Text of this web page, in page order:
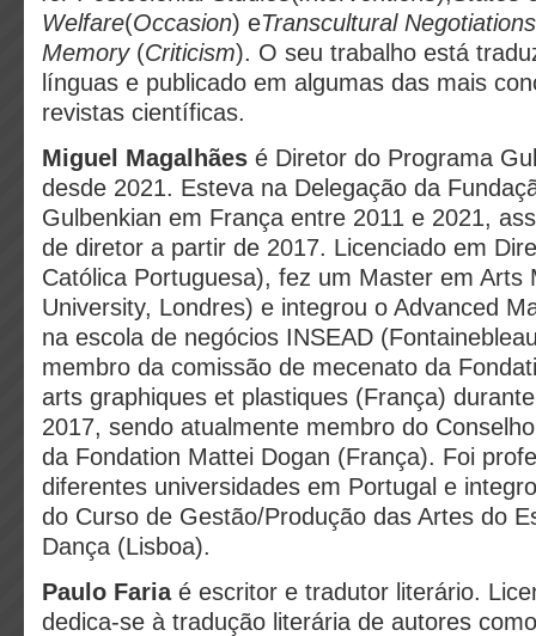
Welfare(Occasion) eTranscultural
Memory (Criticism). O seu trabalho está
línguas e publicado em algumas das mais
revistas científicas.
Miguel Magalhães é Diretor do Programa
desde 2021. Esteva na Delegação da
Gulbenkian em França entre 2011 e 2021,
de diretor a partir de 2017. Licenciado em
Católica Portuguesa), fez um Master em Arts
University, Londres) e integrou o Advanced
na escola de negócios INSEAD
membro da comissão de mecenato da
arts graphiques et plastiques (França)
2017, sendo atualmente membro do
da Fondation Mattei Dogan (França). Foi
diferentes universidades em Portugal e
do Curso de Gestão/Produção das Artes do
Dança (Lisboa).
Paulo Faria é escritor e tradutor literário.
dedica-se à tradução literária de autores